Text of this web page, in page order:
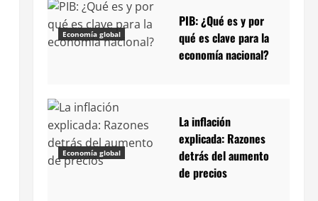
Economía global
PIB: ¿Qué es y por
qué es clave para la
economía nacional?
Economía global
La inflación
explicada: Razones
detrás del aumento
de precios